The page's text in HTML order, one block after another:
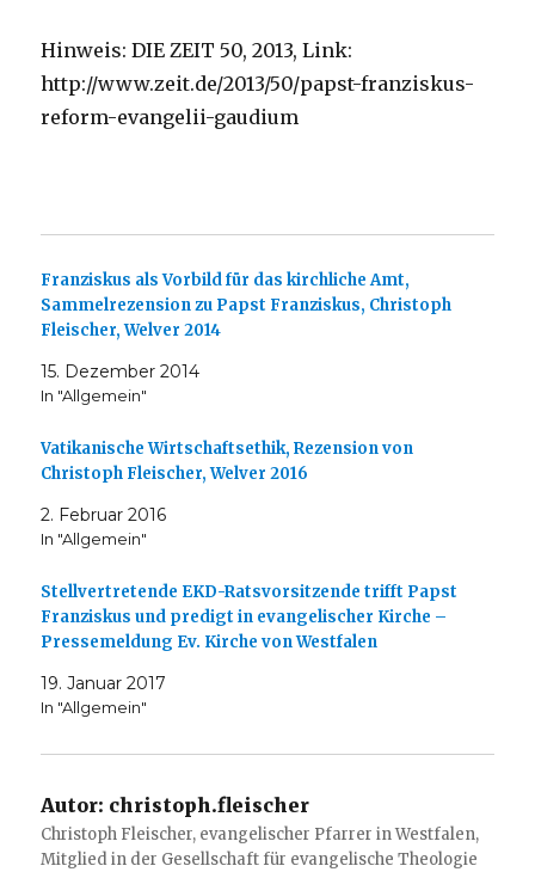
Hinweis: DIE ZEIT 50, 2013, Link:
http://www.zeit.de/2013/50/papst-franziskus-
reform-evangelii-gaudium
Franziskus als Vorbild für das kirchliche Amt,
Sammelrezension zu Papst Franziskus, Christoph
Fleischer, Welver 2014
15. Dezember 2014
In "Allgemein"
Vatikanische Wirtschaftsethik, Rezension von
Christoph Fleischer, Welver 2016
2. Februar 2016
In "Allgemein"
Stellvertretende EKD-Ratsvorsitzende trifft Papst
Franziskus und predigt in evangelischer Kirche –
Pressemeldung Ev. Kirche von Westfalen
19. Januar 2017
In "Allgemein"
Autor: christoph.fleischer
Christoph Fleischer, evangelischer Pfarrer in Westfalen,
Mitglied in der Gesellschaft für evangelische Theologie